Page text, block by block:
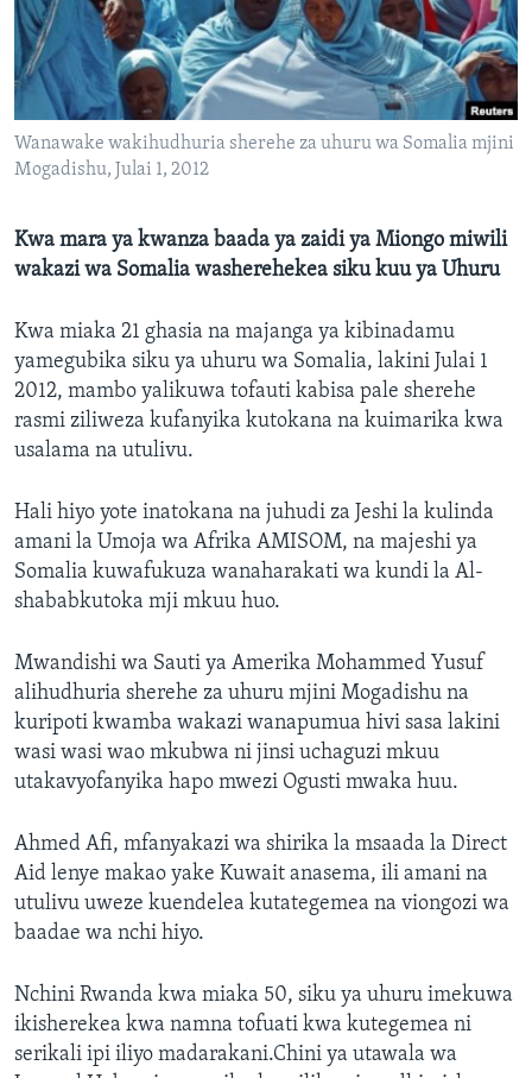
Wanawake wakihudhuria sherehe za uhuru wa Somalia mjini
Mogadishu, Julai 1, 2012
Kwa mara ya kwanza baada ya zaidi ya Miongo miwili
wakazi wa Somalia washerehekea siku kuu ya Uhuru
Kwa miaka 21 ghasia na majanga ya kibinadamu
yamegubika siku ya uhuru wa Somalia, lakini Julai 1
2012, mambo yalikuwa tofauti kabisa pale sherehe
rasmi ziliweza kufanyika kutokana na kuimarika kwa
usalama na utulivu.
Hali hiyo yote inatokana na juhudi za Jeshi la kulinda
amani la Umoja wa Afrika AMISOM, na majeshi ya
Somalia kuwafukuza wanaharakati wa kundi la Al-
shababkutoka mji mkuu huo.
Mwandishi wa Sauti ya Amerika Mohammed Yusuf
alihudhuria sherehe za uhuru mjini Mogadishu na
kuripoti kwamba wakazi wanapumua hivi sasa lakini
wasi wasi wao mkubwa ni jinsi uchaguzi mkuu
utakavyofanyika hapo mwezi Ogusti mwaka huu.
Ahmed Afi, mfanyakazi wa shirika la msaada la Direct
Aid lenye makao yake Kuwait anasema, ili amani na
utulivu uweze kuendelea kutategemea na viongozi wa
baadae wa nchi hiyo.
Nchini Rwanda kwa miaka 50, siku ya uhuru imekuwa
ikisherekea kwa namna tofuati kwa kutegemea ni
serikali ipi iliyo madarakani.Chini ya utawala wa